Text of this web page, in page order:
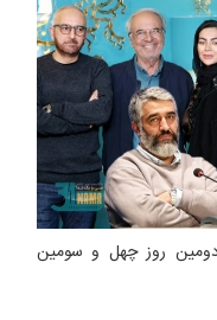
دومین روز چهل و سومین